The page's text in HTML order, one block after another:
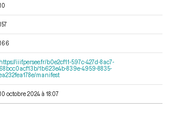
https://iiif.persee.fr/b0e2cf11-597c-427d-8ac7-
68bcc0acf13b/1b623e4b-839e-4959-8835-
manifest
octobre 2024 à 18:07